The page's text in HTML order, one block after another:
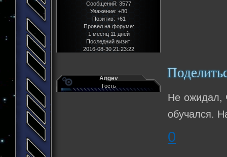
Сообщений: 3577
Уважение: +80
Позитив: +61
Провел на форуме:
1 месяц 11 дней
Последний визит:
2016-08-30 21:23:22
Angev
Гость
Не ожидал,
обучался.
0